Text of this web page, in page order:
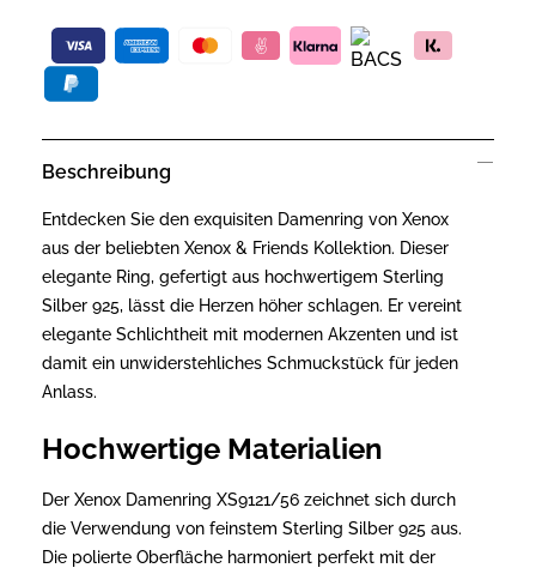
Beschreibung
Entdecken Sie den exquisiten Damenring von Xenox
aus der beliebten Xenox & Friends Kollektion. Dieser
elegante Ring, gefertigt aus hochwertigem Sterling
Silber 925, lässt die Herzen höher schlagen. Er vereint
elegante Schlichtheit mit modernen Akzenten und ist
damit ein unwiderstehliches Schmuckstück für jeden
Anlass.
Hochwertige Materialien
Der Xenox Damenring XS9121/56 zeichnet sich durch
die Verwendung von feinstem Sterling Silber 925 aus.
Die polierte Oberfläche harmoniert perfekt mit der